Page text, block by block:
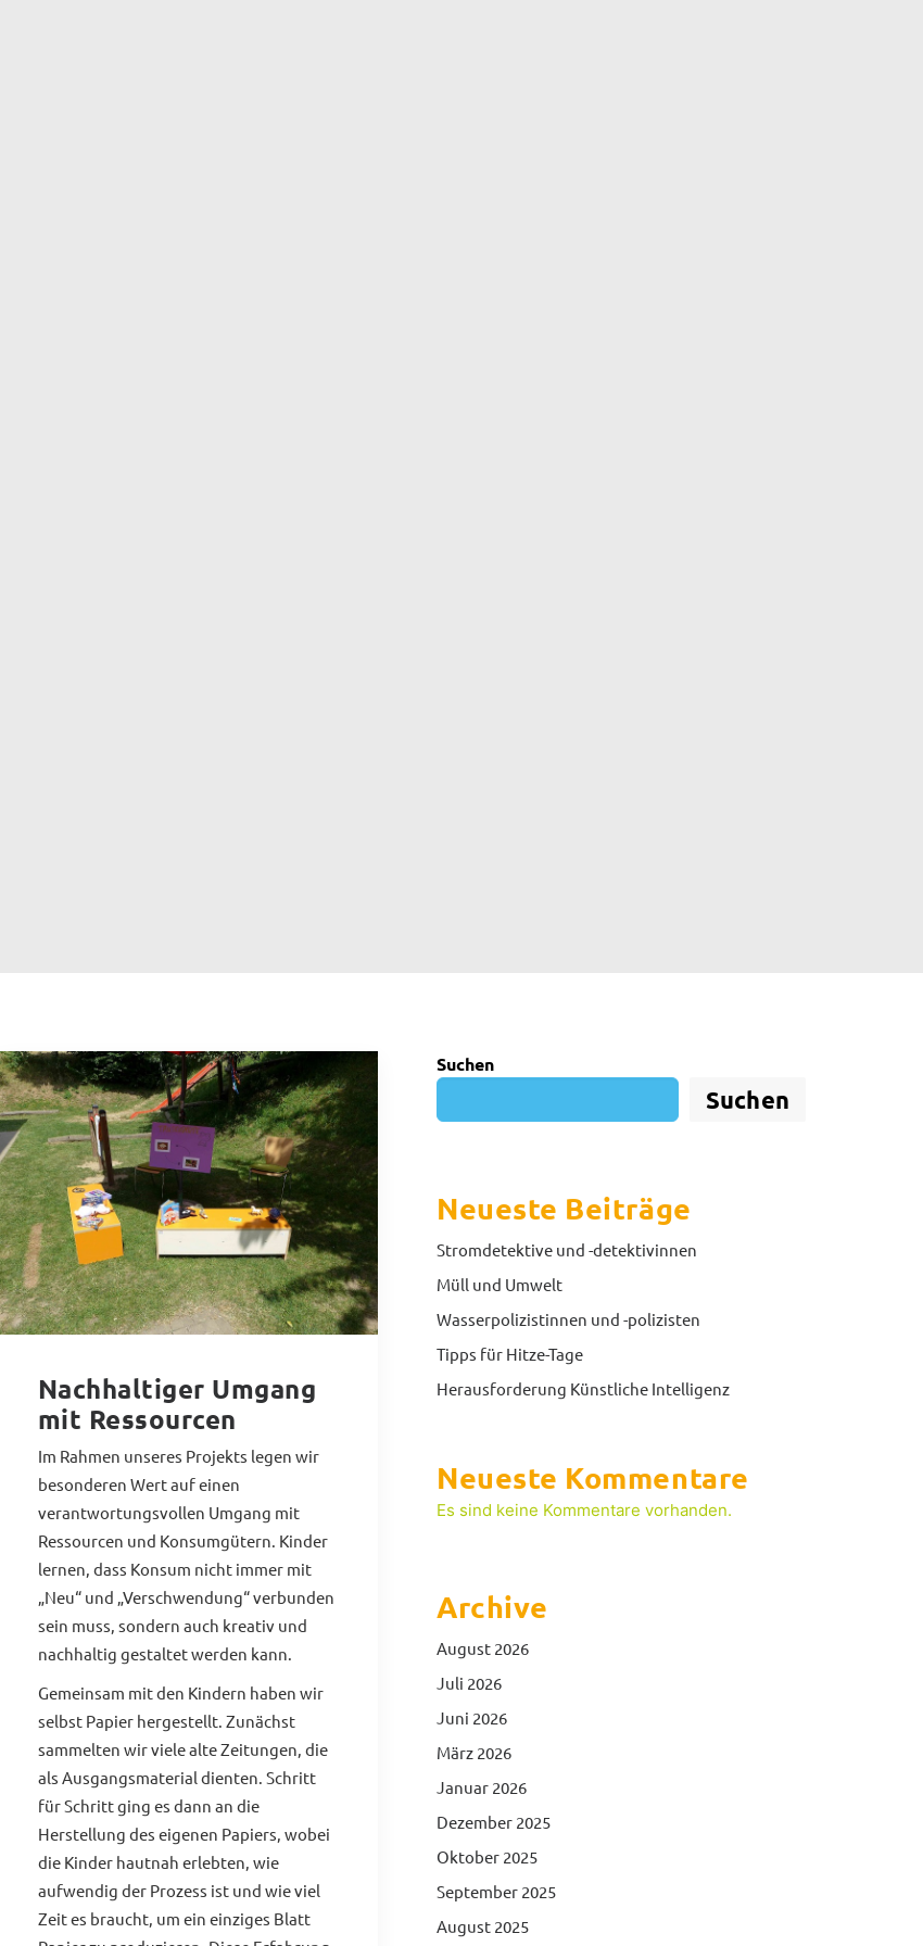
Nachhaltiger Umgang
mit Ressourcen
Im Rahmen unseres Projekts legen wir
besonderen Wert auf einen
verantwortungsvollen Umgang mit
Ressourcen und Konsumgütern. Kinder
lernen, dass Konsum nicht immer mit
„Neu“ und „Verschwendung“ verbunden
sein muss, sondern auch kreativ und
nachhaltig gestaltet werden kann.
Gemeinsam mit den Kindern haben wir
selbst Papier hergestellt. Zunächst
sammelten wir viele alte Zeitungen, die
als Ausgangsmaterial dienten. Schritt
für Schritt ging es dann an die
Herstellung des eigenen Papiers, wobei
die Kinder hautnah erlebten, wie
aufwendig der Prozess ist und wie viel
Zeit es braucht, um ein einziges Blatt
Suchen
Suchen
Neueste Beiträge
Stromdetektive und -detektivinnen
Müll und Umwelt
Wasserpolizistinnen und -polizisten
Tipps für Hitze-Tage
Herausforderung Künstliche Intelligenz
Neueste Kommentare
Es sind keine Kommentare vorhanden.
Archive
August 2026
Juli 2026
Juni 2026
März 2026
Januar 2026
Dezember 2025
Oktober 2025
September 2025
August 2025